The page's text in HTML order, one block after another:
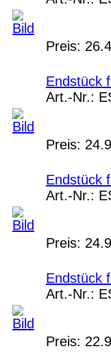
Preis:
Endstück
Art.-Nr.:
Preis:
Endstück
Art.-Nr.:
Preis:
Endstück
Art.-Nr.:
Preis: